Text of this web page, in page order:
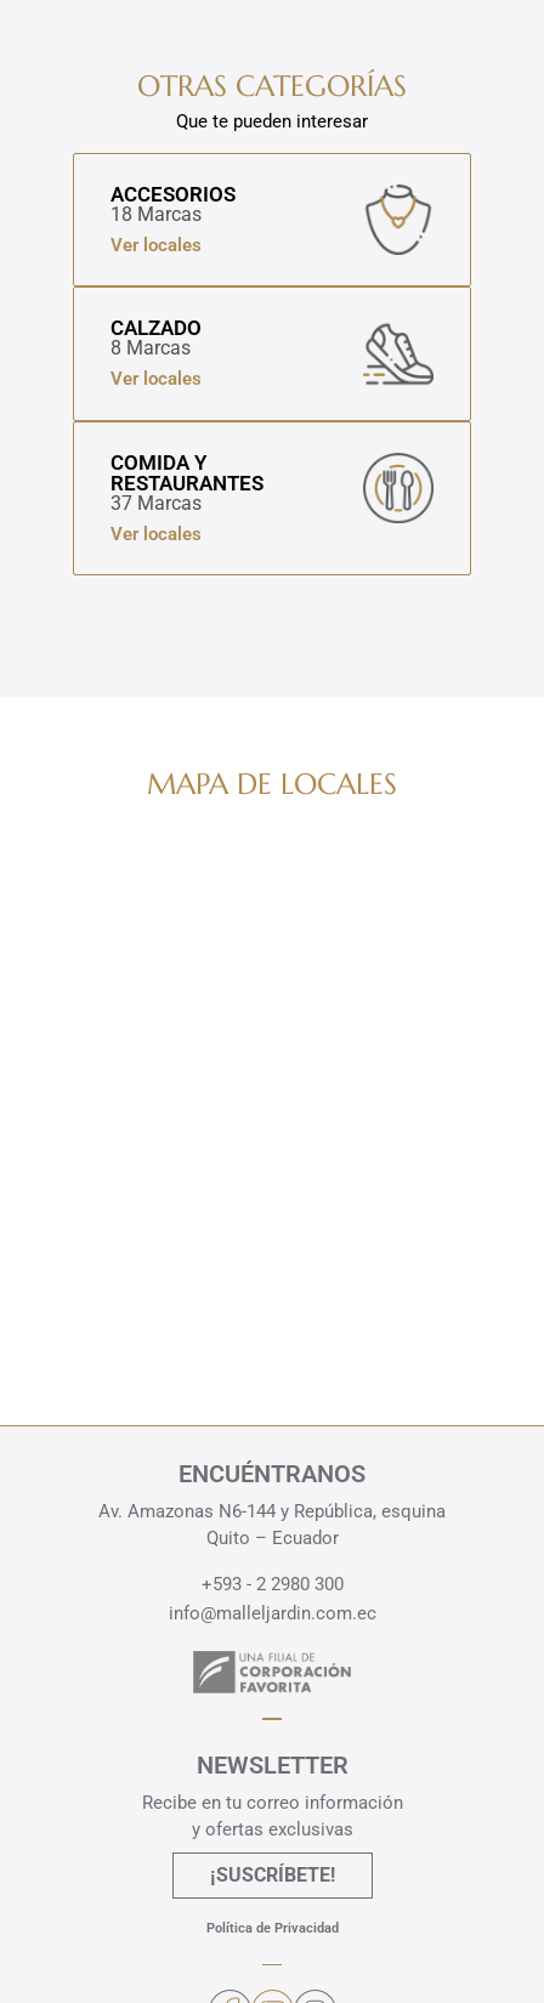
OTRAS CATEGORÍAS
Que te pueden interesar
ACCESORIOS
18 Marcas
Ver locales
CALZADO
8 Marcas
Ver locales
COMIDA Y
RESTAURANTES
37 Marcas
Ver locales
MAPA DE LOCALES
ENCUÉNTRANOS
Av. Amazonas N6-144 y República, esquina
Quito – Ecuador
+593 - 2 2980 300
info@malleljardin.com.ec
NEWSLETTER
Recibe en tu correo información
y ofertas exclusivas
¡SUSCRÍBETE!
Política de Privacidad